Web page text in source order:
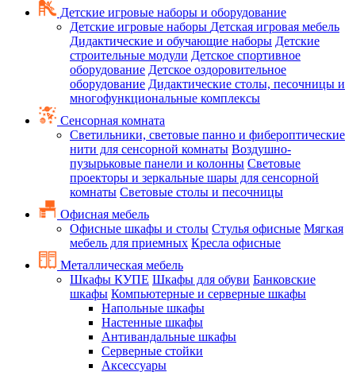
Детские игровые наборы и оборудование
Детские игровые наборы Детская игровая мебель
Дидактические и обучающие наборы Детские
строительные модули Детское спортивное
оборудование Детское оздоровительное
оборудование Дидактические столы, песочницы и
многофункциональные комплексы
Сенсорная комната
Светильники, световые панно и фибероптические
нити для сенсорной комнаты Воздушно-
пузырьковые панели и колонны Световые
проекторы и зеркальные шары для сенсорной
комнаты Световые столы и песочницы
Офисная мебель
Офисные шкафы и столы Стулья офисные Мягкая
мебель для приемных Кресла офисные
Металлическая мебель
Шкафы КУПЕ Шкафы для обуви Банковские
шкафы Компьютерные и серверные шкафы
Напольные шкафы
Настенные шкафы
Антивандальные шкафы
Серверные стойки
Аксессуары